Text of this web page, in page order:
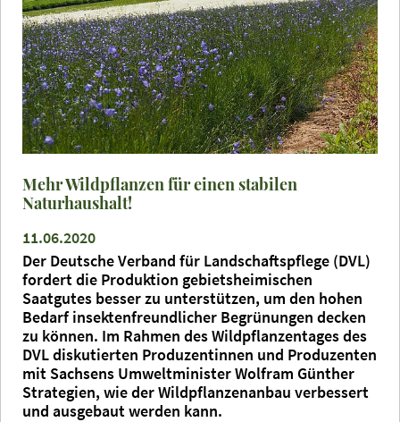
Mehr Wildpflanzen für einen stabilen
Naturhaushalt!
11.06.2020
Der Deutsche Verband für Landschaftspflege (DVL)
fordert die Produktion gebietsheimischen
Saatgutes besser zu unterstützen, um den hohen
Bedarf insektenfreundlicher Begrünungen decken
zu können. Im Rahmen des Wildpflanzentages des
DVL diskutierten Produzentinnen und Produzenten
mit Sachsens Umweltminister Wolfram Günther
Strategien, wie der Wildpflanzenanbau verbessert
und ausgebaut werden kann.